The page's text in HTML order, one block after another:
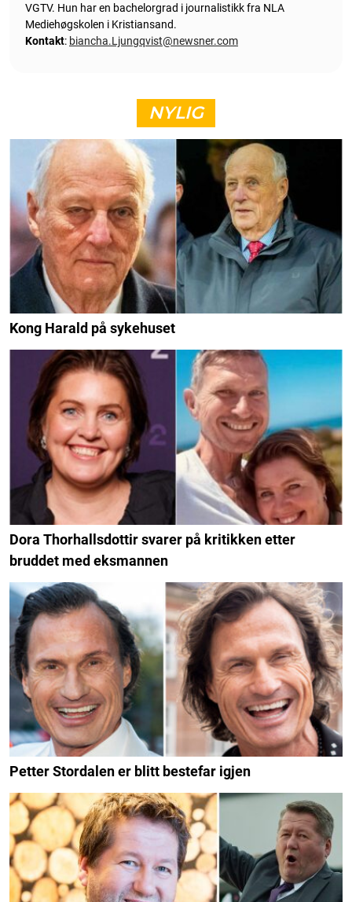
VGTV. Hun har en bachelorgrad i journalistikk fra NLA
Mediehøgskolen i Kristiansand.
Kontakt: biancha.Ljungqvist@newsner.com
NYLIG
Kong Harald på sykehuset
Dora Thorhallsdottir svarer på kritikken etter
bruddet med eksmannen
Petter Stordalen er blitt bestefar igjen